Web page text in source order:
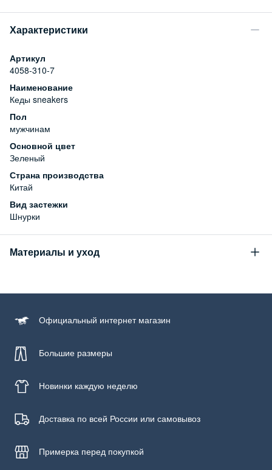
Характеристики
Артикул
4058-310-7
Наименование
Кеды sneakers
Пол
мужчинам
Основной цвет
Зеленый
Страна производства
Китай
Вид застежки
Шнурки
Материалы и уход
верх: 98% хлопок, 2% полиуретан; подошва: 100% резина
Официальный интернет магазин
Большие размеры
Новинки каждую неделю
Доставка по всей России или самовывоз
Примерка перед покупкой